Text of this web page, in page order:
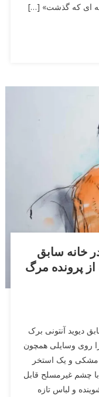
ای که گذشت» […]
خانه سابق
از پرونده مرگ
دیوید آنتونی برک
را روی وسایلی همچون
مشکی و یک استخر
با چشم غیرمسلح قابل
و لباس تازه